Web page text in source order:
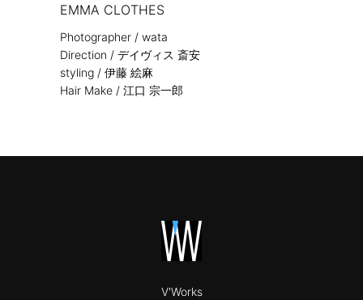
EMMA CLOTHES
Photographer / wata
Direction / デイヴィス 斎安
styling / 伊藤 絵麻
Hair Make / 江口 宗一郎
V'Works